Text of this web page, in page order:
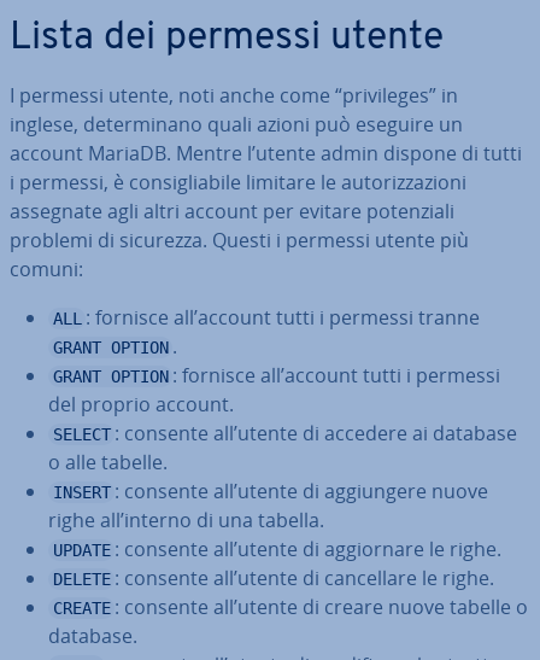
Lista dei permessi utente
I permessi utente, noti anche come “pri­vi­le­ges” in
inglese, de­ter­mi­na­no quali azioni può eseguire un
account MariaDB. Mentre l’utente admin dispone di tutti
i permessi, è con­si­glia­bi­le limitare le au­to­riz­za­zio­ni
assegnate agli altri account per evitare po­ten­zia­li
problemi di sicurezza. Questi i permessi utente più
comuni:
ALL : fornisce all’account tutti i permessi tranne
GRANT OPTION .
GRANT OPTION : fornisce all’account tutti i permessi
del proprio account.
SELECT : consente all’utente di accedere ai database
o alle tabelle.
INSERT : consente all’utente di ag­giun­ge­re nuove
righe all’interno di una tabella.
UPDATE : consente all’utente di ag­gior­na­re le righe.
DELETE : consente all’utente di can­cel­la­re le righe.
CREATE : consente all’utente di creare nuove tabelle o
database.